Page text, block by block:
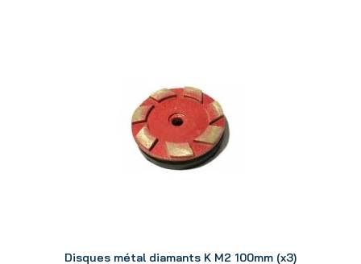
Disques métal diamants K M2 100mm (x3)